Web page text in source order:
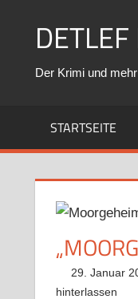
Der Krimi und
STARTSEITE
29. Januar
hinterlassen